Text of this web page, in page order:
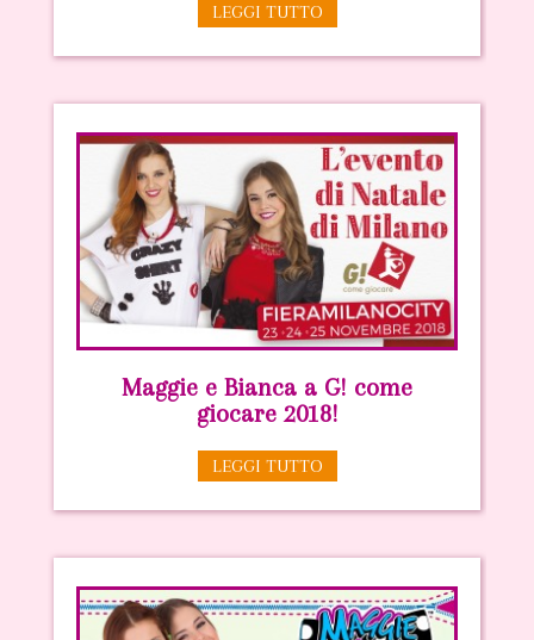
LEGGI TUTTO
Maggie e Bianca a G! come
giocare 2018!
LEGGI TUTTO